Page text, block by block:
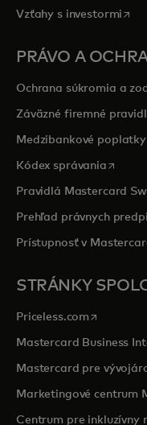
Vzťahy s investormi
PRÁVO A
Ochrana súkromia a
Záväzné firemné
Medzibankové poplatky
Kódex správaniaopens
Pravidlá Mastercard
Prehľad právnych
Prístupnosť v
STRÁNKY
Priceless.com opens in a
Mastercard Business
Mastercard pre
Marketingové centrum
Centrum pre inkluzívny